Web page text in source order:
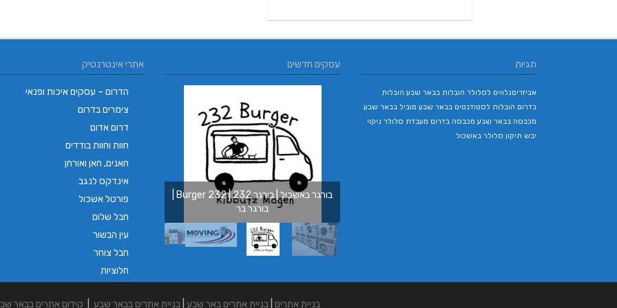
אתרי אינטרנטיק
הדרום – עסקים איכות ופנאי
צימרים בדרום
דרום אדום
חוות וחוות בודדים
חאנים, חאן ואורחן
אינדקס לנגב
פורטל אשכול
חבל שלום
עין הבשור
חבל צוחר
חלוציות
עסקים חדשים
בורגר בר
תפעולי| קלנועית | טוק טוק | בימבה
תגיות
אביזריםנלווים לסלולר הובלות בבאר שבע הובלות
בדרום הובלות לסטודנטים בבאר שבע מוביל בבאר שבע
מכבסה בבאר שבע מכבסה בדרום מעבדת סלולר ניקוי
יבש תיקון סלולר באשכול
בניית אתרים בניית אתרים באר שבע בניית אתרים בבאר שבע קידום אתרים בבאר